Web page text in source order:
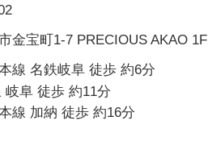
金宝町1-7 PRECIOUS AKAO 1F
線 名鉄岐阜 徒歩 約6分
岐阜 徒歩 約11分
線 加納 徒歩 約16分